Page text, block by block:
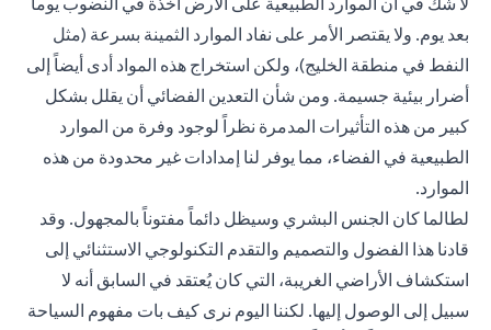
بعد يوم. ولا يقتصر الأمر على نفاد الموارد الثمينة بسرعة (مثل
النفط في منطقة الخليج)، ولكن استخراج هذه المواد أدى أيضاً إلى
أضرار بيئية جسيمة. ومن شأن التعدين الفضائي أن يقلل بشكل
كبير من هذه التأثيرات المدمرة نظراً لوجود وفرة من الموارد
الطبيعية في الفضاء، مما يوفر لنا إمدادات غير محدودة من هذه
الموارد.
لطالما كان الجنس البشري وسيظل دائماً مفتوناً بالمجهول. وقد
قادنا هذا الفضول والتصميم والتقدم التكنولوجي الاستثنائي إلى
استكشاف الأراضي الغريبة، التي كان يُعتقد في السابق أنه لا
سبيل إلى الوصول إليها. لكننا اليوم نرى كيف بات مفهوم السياحة